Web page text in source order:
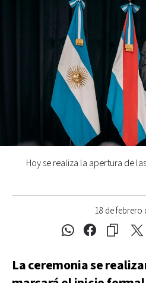
18 de febrero
Hoy se realiza la apertura de
La ceremonia se